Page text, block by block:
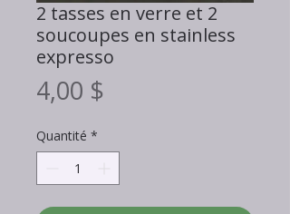
2 tasses en verre et 2
soucoupes en stainless
expresso
4,00 $
Quantité *